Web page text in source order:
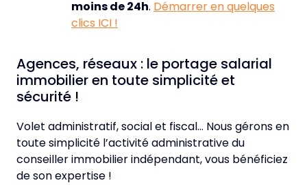
moins de 24h. Démarrer en quelques
clics ICI !
Agences, réseaux : le portage salarial
immobilier en toute simplicité et
sécurité !
Volet administratif, social et fiscal… Nous gérons en
toute simplicité l’activité administrative du
conseiller immobilier indépendant, vous bénéficiez
de son expertise !